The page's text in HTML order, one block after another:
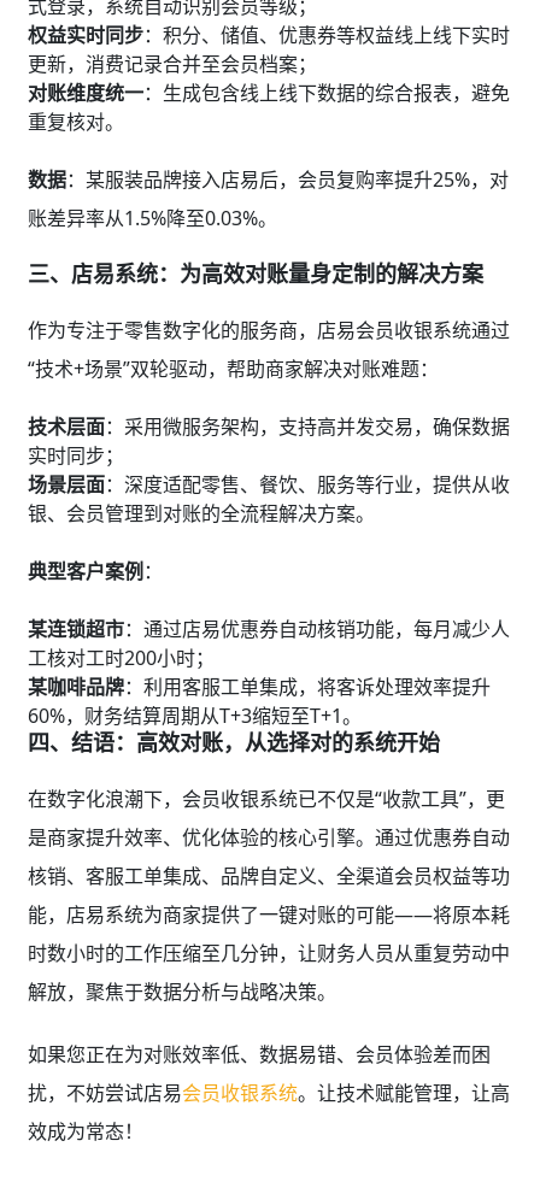
式登录，系统自动识别会员等级；
权益实时同步：积分、储值、优惠券等权益线上线下实时
更新，消费记录合并至会员档案；
对账维度统一：生成包含线上线下数据的综合报表，避免
重复核对。
数据：某服装品牌接入店易后，会员复购率提升25%，对
账差异率从1.5%降至0.03%。
三、店易系统：为高效对账量身定制的解决方案
作为专注于零售数字化的服务商，店易会员收银系统通过
“技术+场景”双轮驱动，帮助商家解决对账难题：
技术层面：采用微服务架构，支持高并发交易，确保数据
实时同步；
场景层面：深度适配零售、餐饮、服务等行业，提供从收
银、会员管理到对账的全流程解决方案。
典型客户案例 ：
某连锁超市：通过店易优惠券自动核销功能，每月减少人
工核对工时200小时；
某咖啡品牌：利用客服工单集成，将客诉处理效率提升
60%，财务结算周期从T+3缩短至T+1。
四、结语：高效对账，从选择对的系统开始
在数字化浪潮下，会员收银系统已不仅是“收款工具”，更
是商家提升效率、优化体验的核心引擎。通过优惠券自动
核销、客服工单集成、品牌自定义、全渠道会员权益等功
能，店易系统为商家提供了一键对账的可能——将原本耗
时数小时的工作压缩至几分钟，让财务人员从重复劳动中
解放，聚焦于数据分析与战略决策。
如果您正在为对账效率低、数据易错、会员体验差而困
扰，不妨尝试店易会员收银系统。让技术赋能管理，让高
效成为常态！